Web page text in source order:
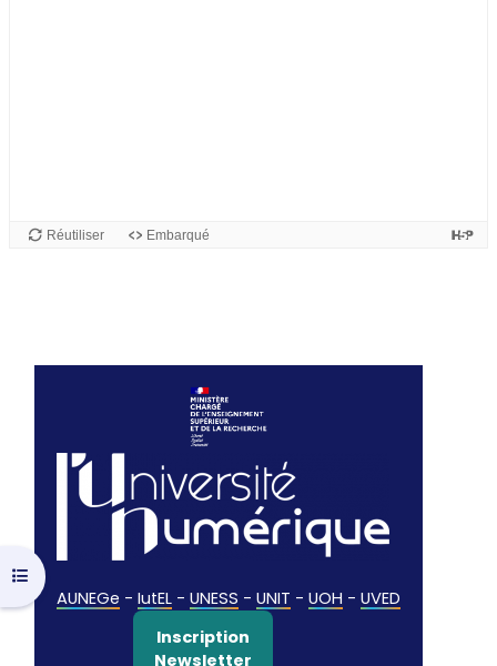
Ouvrir l’index du cours
AUNEGe - IutEL - UNESS - UNIT - UOH - UVED
Inscription
Newsletter